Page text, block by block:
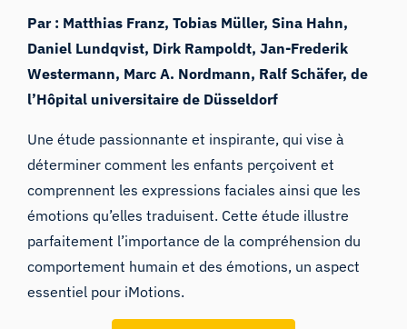
Par : Matthias Franz, Tobias Müller, Sina Hahn,
Daniel Lundqvist, Dirk Rampoldt, Jan-Frederik
Westermann, Marc A. Nordmann, Ralf Schäfer, de
l’Hôpital universitaire de Düsseldorf
Une étude passionnante et inspirante, qui vise à
déterminer comment les enfants perçoivent et
comprennent les expressions faciales ainsi que les
émotions qu’elles traduisent. Cette étude illustre
parfaitement l’importance de la compréhension du
comportement humain et des émotions, un aspect
essentiel pour iMotions.